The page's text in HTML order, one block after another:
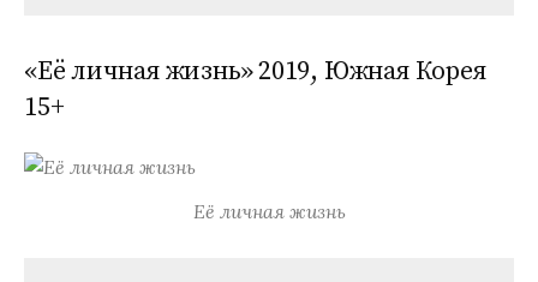
«Её личная жизнь» 2019, Южная Корея
15+
Её личная жизнь